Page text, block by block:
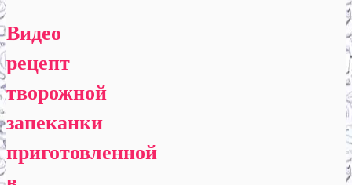
Видео
рецепт
творожной
запеканки
приготовленной